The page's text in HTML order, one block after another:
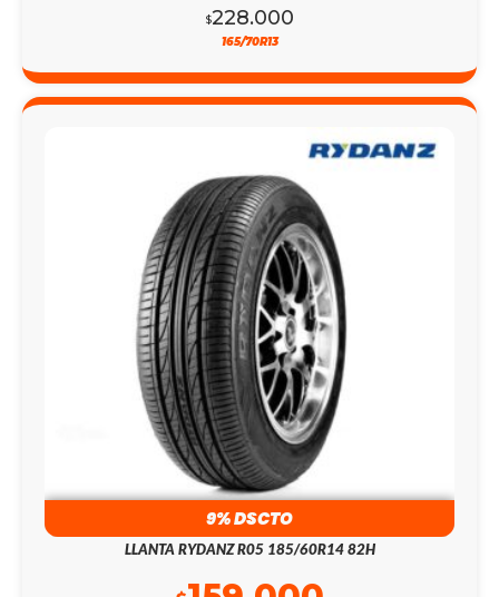
$228.000
165/70R13
9% DSCTO
LLANTA RYDANZ R05 185/60R14 82H